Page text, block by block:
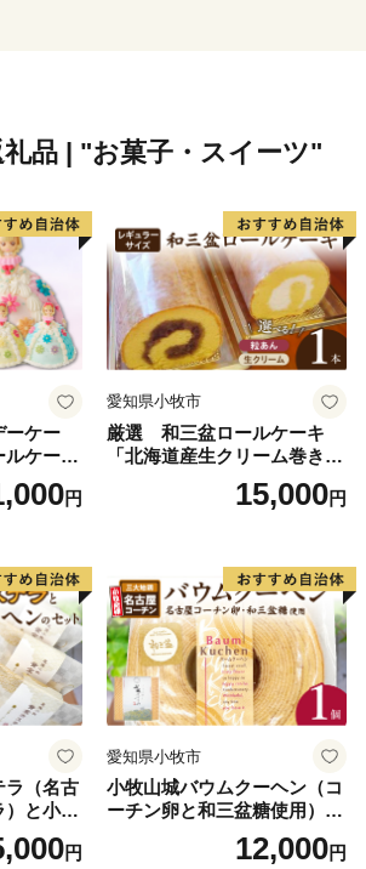
、農作物、醤油、煎餅、加工品、工芸
問合せください。
ストップ特例申請の利用がおすすめ】
トップ特例申請は、確定申告不要で寄
ンストップ特例申請書・確認書類の提
、オンラインワンストップ申請ではオ
した場合、【紙のワンストップ特例申
の方は、ぜひ、ご利用ください。
ります。
トップ特例申請」の書類発行を選択。
書）にQRコードがございますので、
てお申し込みください。
で申請をされた方は、郵送での申請は
す。
礼品 | "お菓子・スイーツ"
ーケー
ルケーキ
デザー
愛知県
キ ホー
い こど
円
愛知県小牧市
厳選 和三盆ロールケーキ
「北海道産生クリーム巻き」
または「北海道産粒あん巻
き」（サイズ：レギュラー）
凍 愛知県 小牧市 アンプチベ
アやぐま
15,000円
ラ（名古
）と小牧
コーチ
）のセッ
円
愛知県小牧市
小牧山城バウムクーヘン（コ
ーチン卵と和三盆糖使用）
名古屋コーチン バームクー
ヘン 和三盆 小牧銘菓 バウム
12,000円